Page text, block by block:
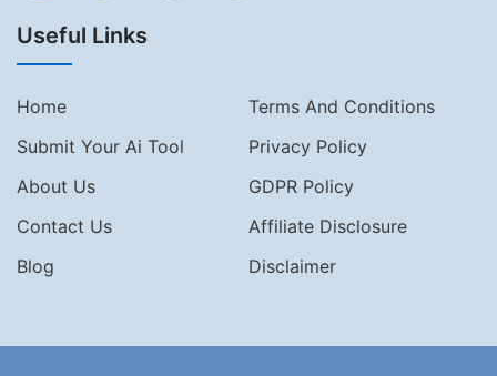
Useful Links
Home
Terms And Conditions
Submit Your Ai Tool
Privacy Policy
About Us
GDPR Policy
Contact Us
Affiliate Disclosure
Blog
Disclaimer